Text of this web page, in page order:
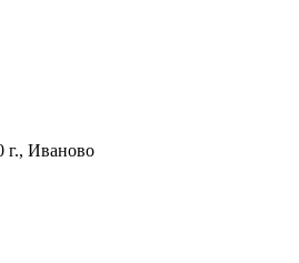
г., Иваново